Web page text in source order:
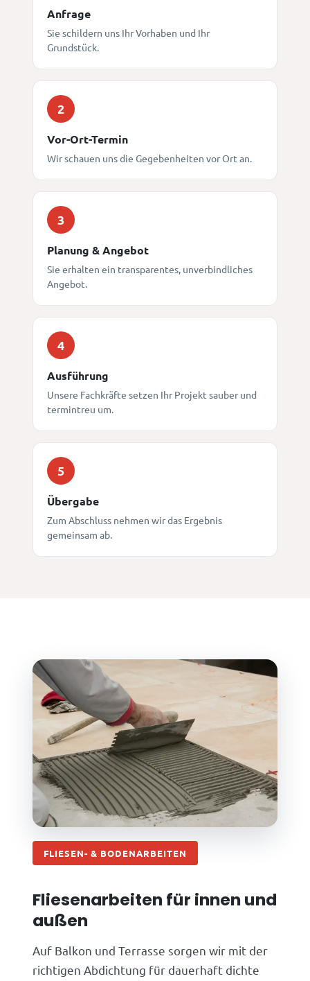
Anfrage
Sie schildern uns Ihr Vorhaben und Ihr
Grundstück.
2
Vor-Ort-Termin
Wir schauen uns die Gegebenheiten vor Ort an.
3
Planung & Angebot
Sie erhalten ein transparentes, unverbindliches
Angebot.
4
Ausführung
Unsere Fachkräfte setzen Ihr Projekt sauber und
termintreu um.
5
Übergabe
Zum Abschluss nehmen wir das Ergebnis
gemeinsam ab.
FLIESEN- & BODENARBEITEN
Fliesenarbeiten für innen und
außen
Auf Balkon und Terrasse sorgen wir mit der
richtigen Abdichtung für dauerhaft dichte